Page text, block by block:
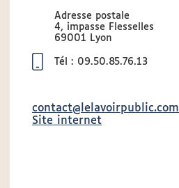
Adresse postale
4, impasse Flesselles
69001 Lyon
Tél : 09.50.85.76.13
contact@lelavoirpublic.com
Site internet